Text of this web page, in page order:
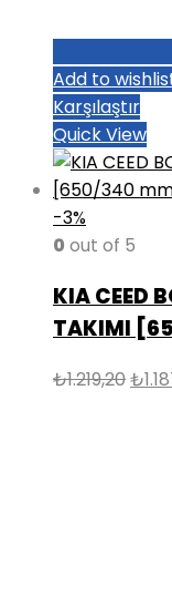
Add to
Karşılaştır
Quick View
-3%
0 out of 5
KIA CEED
TAKIMI
₺1.219,20₺